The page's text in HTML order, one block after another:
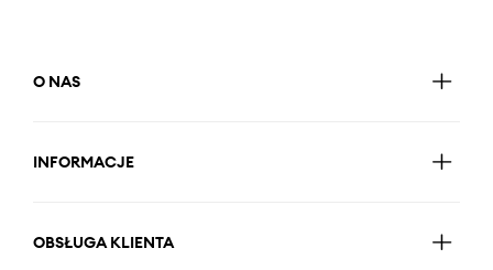
O NAS
INFORMACJE
OBSŁUGA KLIENTA